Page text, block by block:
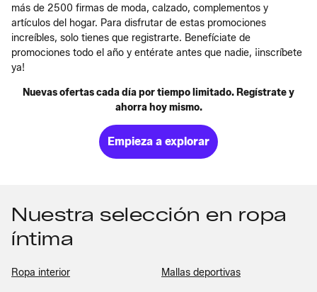
más de 2500 firmas de moda, calzado, complementos y
artículos del hogar. Para disfrutar de estas promociones
increíbles, solo tienes que registrarte. Benefíciate de
promociones todo el año y entérate antes que nadie, ¡inscríbete
ya!
Nuevas ofertas cada día por tiempo limitado. Regístrate y
ahorra hoy mismo.
Empieza a explorar
Nuestra selección en ropa
íntima
Ropa interior Mallas deportivas